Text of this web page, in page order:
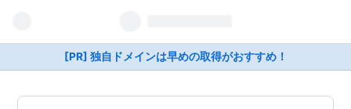
[PR] 独自ドメインは早めの取得がおすすめ！